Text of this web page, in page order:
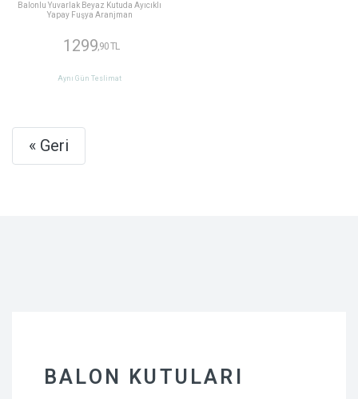
Balonlu Yuvarlak Beyaz Kutuda Ayıcıklı
Yapay Fuşya Aranjman
1299,90 TL
Aynı Gün Teslimat
« Geri
BALON KUTULARI